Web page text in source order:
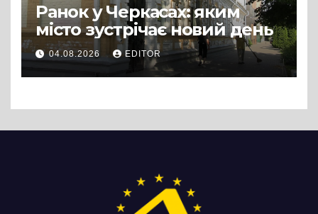
Ранок у Черкасах: яким
місто зустрічає новий день
04.08.2026 EDITOR